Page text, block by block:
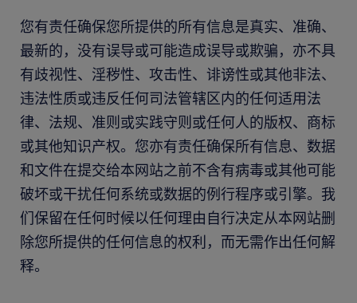
您有责任确保您所提供的所有信息是真实、准确、
最新的，没有误导或可能造成误导或欺骗，亦不具
有歧视性、淫秽性、攻击性、诽谤性或其他非法、
违法性质或违反任何司法管辖区内的任何适用法
律、法规、准则或实践守则或任何人的版权、商标
或其他知识产权。您亦有责任确保所有信息、数据
和文件在提交给本网站之前不含有病毒或其他可能
破坏或干扰任何系统或数据的例行程序或引擎。我
们保留在任何时候以任何理由自行决定从本网站删
除您所提供的任何信息的权利，而无需作出任何解
释。